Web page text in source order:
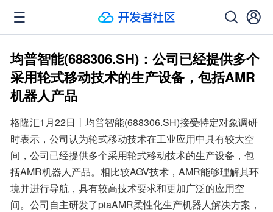
均普智能(688306.SH)：公司已经提供多个
采用轮式移动技术的生产设备，包括AMR
机器人产品
格隆汇1月22日丨均普智能(688306.SH)接受特定对象调研
时表示，公司认为轮式移动技术在工业应用中具有较大空
间，公司已经提供多个采用轮式移动技术的生产设备，包
括AMR机器人产品。相比较AGV技术，AMR能够理解其环
境并进行导航，具有较高技术要求和更加广泛的应用空
间。公司自主研发了piaAMR柔性化生产机器人解决方案，